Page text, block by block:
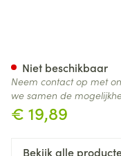
€ 19,89
Niet beschikbaar
Neem contact op met
we samen de
Bekijk alle